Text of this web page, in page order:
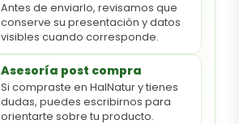
Antes de enviarlo, revisamos que
conserve su presentación y datos
visibles cuando corresponde.
Asesoría post compra
Si compraste en HalNatur y tienes
dudas, puedes escribirnos para
orientarte sobre tu producto.